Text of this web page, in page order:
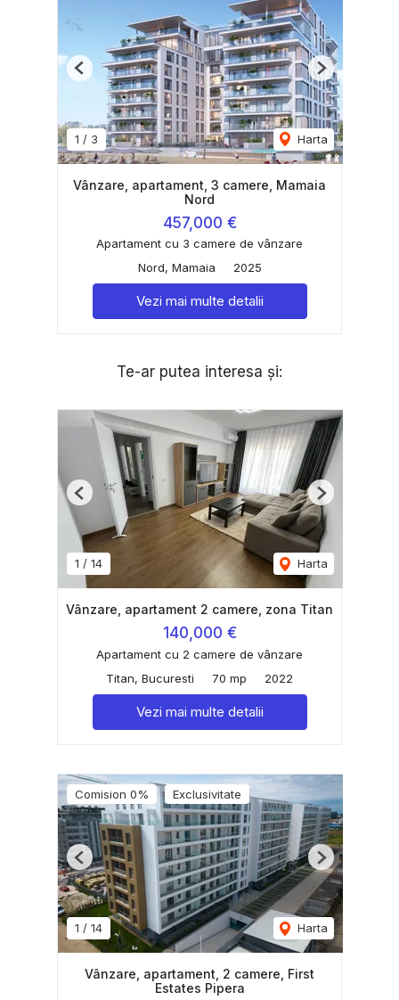
1 / 3 Harta
Previous Next
Vânzare, apartament, 3 camere, Mamaia
Nord
457,000 €
Apartament cu 3 camere de vânzare
Nord, Mamaia
2025
Vezi mai multe detalii
Te-ar putea interesa și:
1 / 14 Harta
Previous Next
Vânzare, apartament 2 camere, zona Titan
140,000 €
Apartament cu 2 camere de vânzare
Titan, Bucuresti
70 mp 2022
Vezi mai multe detalii
Comision 0% Exclusivitate
1 / 14 Harta
Previous Next
Vânzare, apartament, 2 camere, First
Estates Pipera